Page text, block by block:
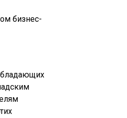
бизнес-